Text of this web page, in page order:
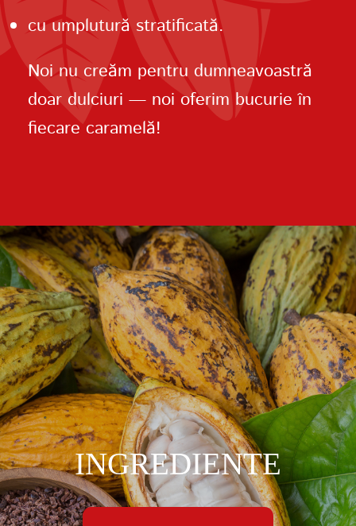
cu umplutură stratificată.
Noi nu creăm pentru dumneavoastră
doar dulciuri — noi oferim bucurie în
fiecare caramelă!
INGREDIENTE